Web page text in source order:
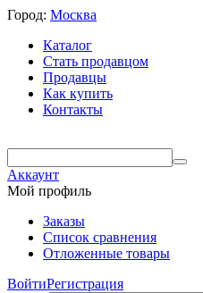
Город: Москва
Каталог
Стать продавцом
Продавцы
Как купить
Контакты
Аккаунт
Мой профиль
Заказы
Список сравнения
Отложенные товары
ВойтиРегистрация